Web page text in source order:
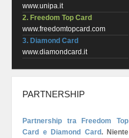
www.unipa.it
2. Freedom Top Card
www.freedomtopcard.com
3. Diamond Card
www.diamondcard.it
PARTNERSHIP
Partnership tra Freedom Top
Card e Diamond Card. Niente